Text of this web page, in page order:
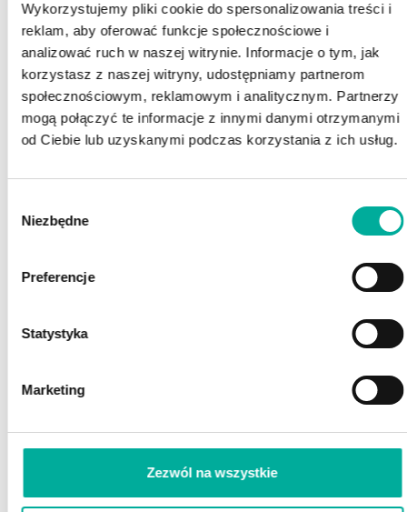
Wykorzystujemy pliki cookie do spersonalizowania treści i
reklam, aby oferować funkcje społecznościowe i
analizować ruch w naszej witrynie. Informacje o tym, jak
korzystasz z naszej witryny, udostępniamy partnerom
społecznościowym, reklamowym i analitycznym. Partnerzy
mogą połączyć te informacje z innymi danymi otrzymanymi
od Ciebie lub uzyskanymi podczas korzystania z ich usług.
zgody
Niezbędne
Preferencje
Statystyka
Marketing
Zezwól na wszystkie
POSZUKUJESZ FINANSOWANIA?
Zaznacz wszystkie